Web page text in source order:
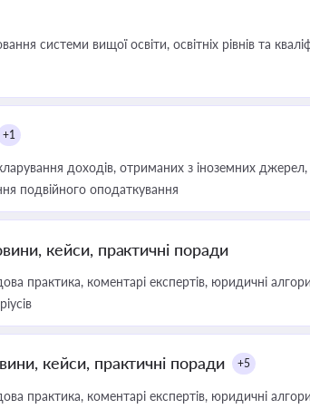
системи вищої освіти, освітніх рівнів та
+1
доходів, отриманих з іноземних
подвійного оподаткування
кейси, практичні поради
практика, коментарі експертів, юридичні
кейси, практичні поради +5
практика, коментарі експертів, юридичні